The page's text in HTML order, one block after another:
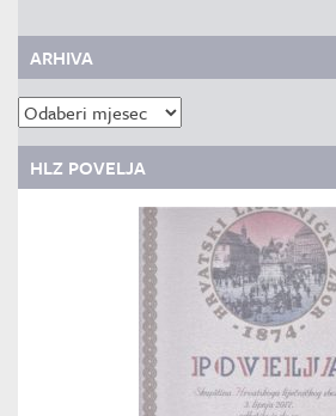
ARHIVA
Arhiva
HLZ POVELJA